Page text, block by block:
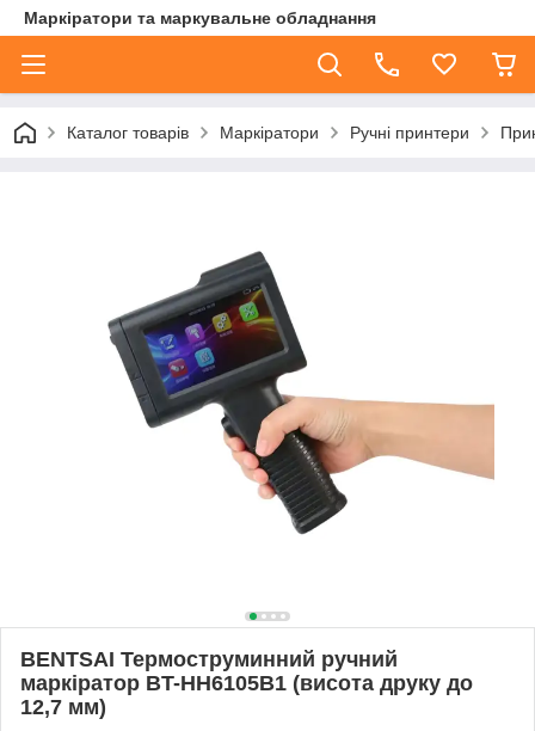
Маркіратори та маркувальне обладнання
Каталог товарів Маркіратори Ручні принтери
BENTSAI Термоструминний ручний
маркіратор BT-HH6105B1 (висота друку до
12,7 мм)